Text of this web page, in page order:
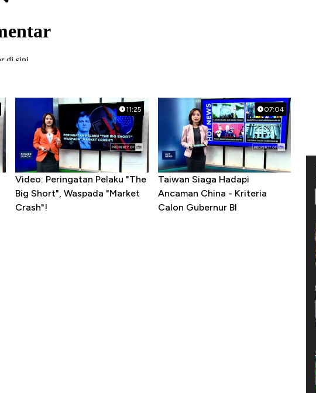
11:25
Video: Peringatan Pelaku "The
Big Short", Waspada "Market
Crash"!
07:04
Taiwan Siaga Hadapi
Ancaman China - Kriteria
Calon Gubernur BI